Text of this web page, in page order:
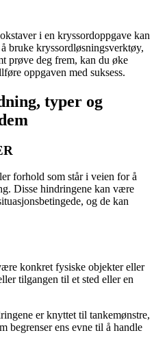
i en kryssordoppgave kan
bruke kryssordløsningsverktøy,
prøve deg frem, kan du øke
oppgaven med suksess.
typer og
forhold som står i veien for å
Disse hindringene kan være
og de kan
konkret fysiske objekter eller
tilgangen til et sted eller en
er knyttet til tankemønstre,
begrenser ens evne til å handle